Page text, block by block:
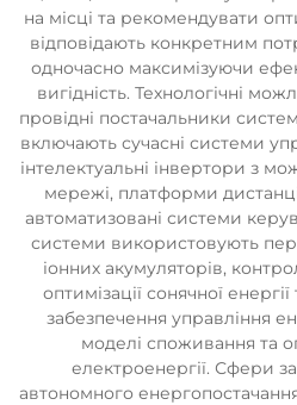
на місці та рекомендувати
відповідають конкретним
одночасно максимізуючи
вигідність. Технологічні
провідні постачальники
включають сучасні системи
інтелектуальні інвертори з
мережі, платформи
автоматизовані системи
системи використовують
іонних акумуляторів,
оптимізації сонячної
забезпечення управління
моделі споживання та
електроенергії. Сфери
автономного